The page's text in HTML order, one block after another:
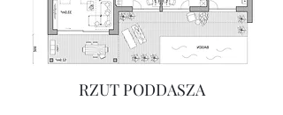
RZUT PODDASZA